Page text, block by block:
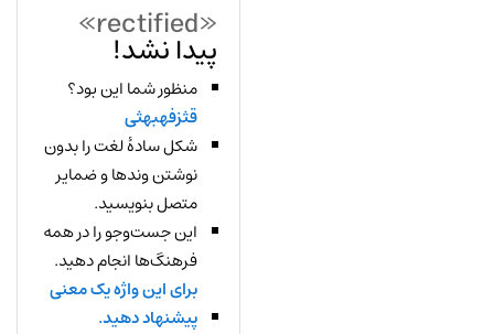
«rectified»
پیدا نشد!
منظور شما این بود؟
قثزفهبهثی
شکل سادهٔ لغت را بدون
نوشتن وندها و ضمایر
متصل بنویسید.
این جست‌وجو را در همه
فرهنگ‌ها انجام دهید.
برای این واژه یک معنی
پیشنهاد دهید.